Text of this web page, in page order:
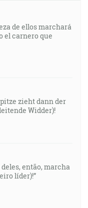
de ellos marchará
el carnero que
zieht dann der
Widder)!
então, marcha
líder)!”